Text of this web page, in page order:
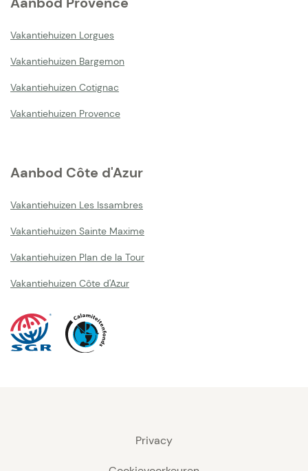
Vakantiehuizen Lorgues
Vakantiehuizen Bargemon
Vakantiehuizen Cotignac
Vakantiehuizen Provence
Aanbod Côte d'Azur
Vakantiehuizen Les Issambres
Vakantiehuizen Sainte Maxime
Vakantiehuizen Plan de la Tour
Vakantiehuizen Côte d'Azur
Privacy